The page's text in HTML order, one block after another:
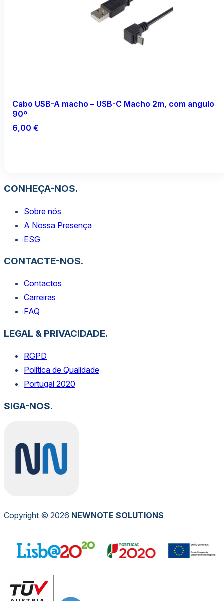
Cabo USB-A macho – USB-C Macho 2m, com angulo
90º
6,00 €
CONHEÇA-NOS.
Sobre nós
A Nossa Presença
ESG
CONTACTE-NOS.
Contactos
Carreiras
FAQ
LEGAL & PRIVACIDADE.
RGPD
Política de Qualidade
Portugal 2020
SIGA-NOS.
Copyright © 2026 NEWNOTE SOLUTIONS